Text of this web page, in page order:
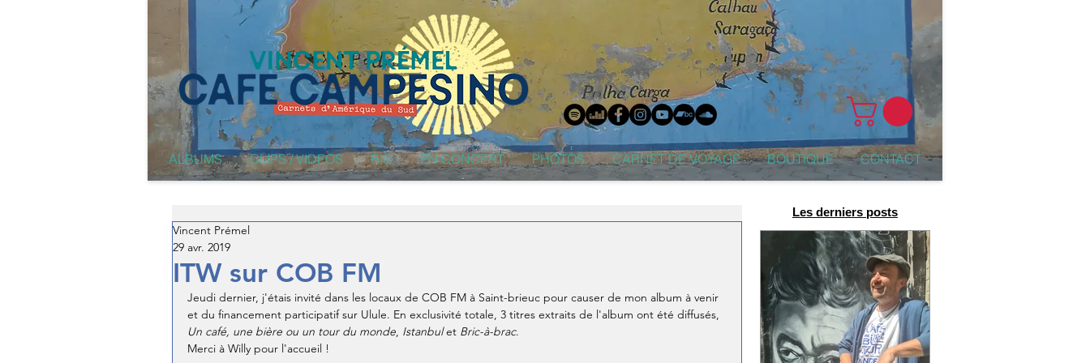
ALBUMS CLIPS / VIDEOS BIO EN CONCERT PHOTOS CARNET DE VOYAGE BOUTIQUE CONTACT
ITW sur COB FM
Vincent Prémel
29 avr. 2019
Jeudi dernier, j'étais invité dans les locaux de COB FM à Saint-brieuc pour causer de mon album à venir
et du financement participatif sur Ulule. En exclusivité totale, 3 titres extraits de l'album ont été diffusés,
Un café, une bière ou un tour du monde, Istanbul et Bric-à-brac.
Merci à Willy pour l'accueil !
Les derniers posts